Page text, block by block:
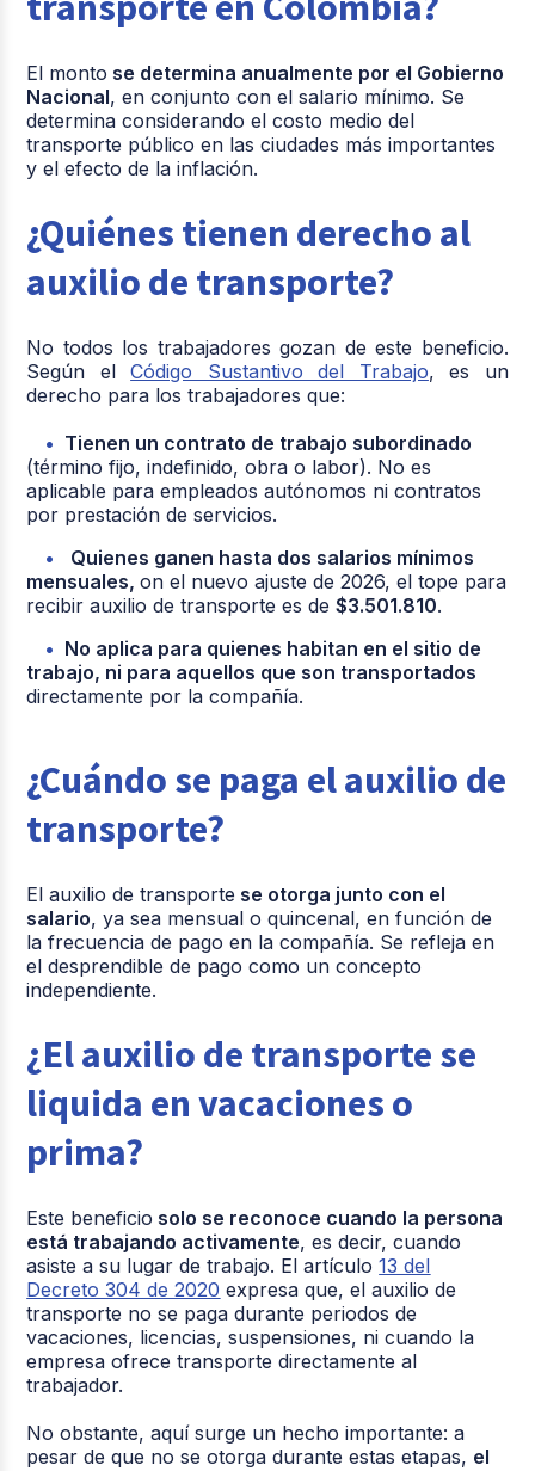
El monto se determina anualmente por el Gobierno
Nacional, en conjunto con el salario mínimo. Se
determina considerando el costo medio del
transporte público en las ciudades más importantes
y el efecto de la inflación.
¿Quiénes tienen derecho al
auxilio de transporte?
No todos los trabajadores gozan de este beneficio.
Según elCódigo Sustantivo del Trabajo, es un
derecho para los trabajadores que:
Tienen un contrato de trabajo subordinado
(término fijo, indefinido, obra o labor). No es
aplicable para empleados autónomos ni contratos
por prestación de servicios.
Quienes ganen hasta dos salarios mínimos
mensuales,on el nuevo ajuste de 2026, el tope para
recibir auxilio de transporte es de$3.501.810.
No aplica para quienes habitan en el sitio de
trabajo, ni para aquellos que son transportados
directamente por la compañía.
¿Cuándo se paga el auxilio de
transporte?
El auxilio de transporte se otorga junto con el
salario, ya sea mensual o quincenal, en función de
la frecuencia de pago en la compañía. Se refleja en
el desprendible de pago como un concepto
independiente.
¿El auxilio de transporte se
liquida en vacaciones o
prima?
Este beneficio solo se reconoce cuando la persona
está trabajando activamente, es decir, cuando
asiste a su lugar de trabajo. El artículo13 del
Decreto 304 de 2020 expresa que, el auxilio de
transporte no se paga durante periodos de
vacaciones, licencias, suspensiones, ni cuando la
empresa ofrece transporte directamente al
trabajador.
No obstante, aquí surge un hecho importante: a
pesar de que no se otorga durante estas etapas, el